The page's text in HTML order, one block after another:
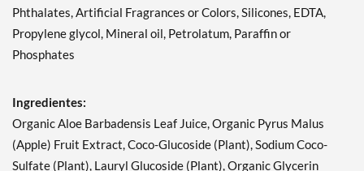
Ver el precio en el carrito
Ver el precio en el carrito
SALE!
Phthalates, Artificial Fragrances or Colors, Silicones, EDTA,
Propylene glycol, Mineral oil, Petrolatum, Paraffin or
Phosphates
Ingredientes:
Organic Aloe Barbadensis Leaf Juice, Organic Pyrus Malus
(Apple) Fruit Extract, Coco-Glucoside (Plant), Sodium Coco-
Sulfate (Plant), Lauryl Glucoside (Plant), Organic Glycerin